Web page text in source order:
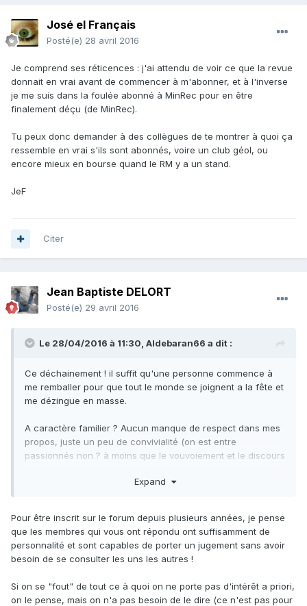
José el Français
Posté(e) 28 avril 2016
Je comprend ses réticences : j'ai attendu de voir ce que la revue
donnait en vrai avant de commencer à m'abonner, et à l'inverse
je me suis dans la foulée abonné à MinRec pour en être
finalement déçu (de MinRec).
Tu peux donc demander à des collègues de te montrer à quoi ça
ressemble en vrai s'ils sont abonnés, voire un club géol, ou
encore mieux en bourse quand le RM y a un stand.
JeF
Citer
Jean Baptiste DELORT
Posté(e) 29 avril 2016
Le 28/04/2016 à 11:30, Aldebaran66 a dit :
Ce déchainement ! il suffit qu'une personne commence à
me remballer pour que tout le monde se joignent a la fête et
me dézingue en masse.
A caractère familier ? Aucun manque de respect dans mes
propos, juste un peu de convivialité (on est entre
passionnés non ? à moins que le vouvoiement et le discours
méfiance légitime selon moi face à une revue inconnue...
Expand
Pour être inscrit sur le forum depuis plusieurs années, je pense
que les membres qui vous ont répondu ont suffisamment de
personnalité et sont capables de porter un jugement sans avoir
besoin de se consulter les uns les autres !
Si on se "fout" de tout ce à quoi on ne porte pas d'intérêt a priori,
on le pense, mais on n'a pas besoin de le dire (ce n'est pas pour